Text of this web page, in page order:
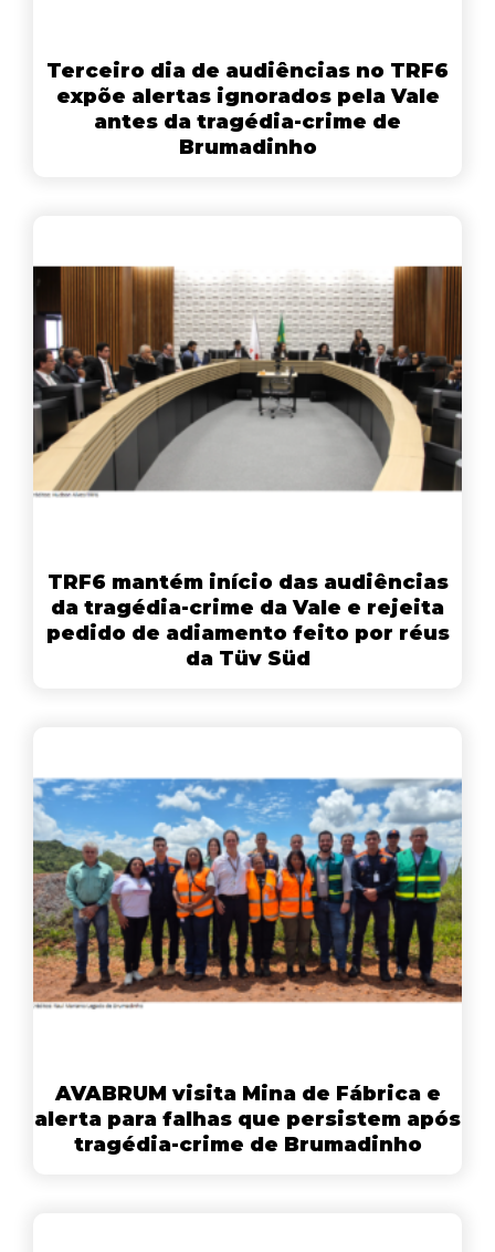
Terceiro dia de audiências no TRF6
expõe alertas ignorados pela Vale
antes da tragédia-crime de
Brumadinho
TRF6 mantém início das audiências
da tragédia-crime da Vale e rejeita
pedido de adiamento feito por réus
da Tüv Süd
AVABRUM visita Mina de Fábrica e
alerta para falhas que persistem após
tragédia-crime de Brumadinho